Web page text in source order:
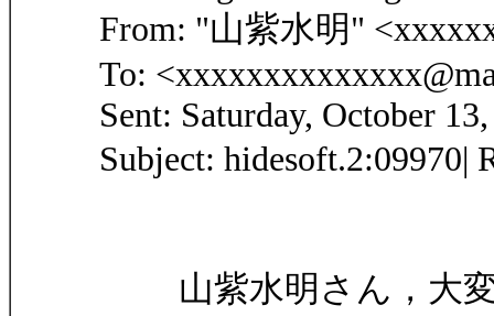
From: "山紫水明"
To:
Sent: Saturday, October
Subject:
山紫水明さん，大変